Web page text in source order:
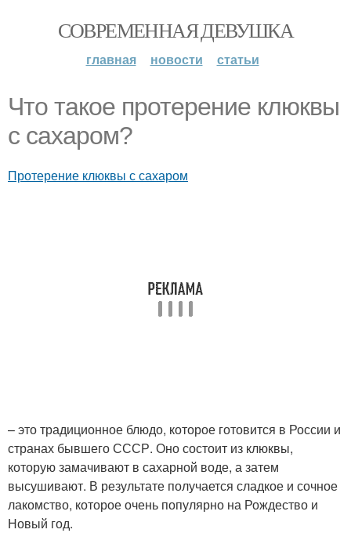
СОВРЕМЕННАЯ ДЕВУШКА
главная новости статьи
Что такое протерение клюквы
с сахаром?
Протерение клюквы с сахаром
– это традиционное блюдо, которое готовится в России и
странах бывшего СССР. Оно состоит из клюквы,
которую замачивают в сахарной воде, а затем
высушивают. В результате получается сладкое и сочное
лакомство, которое очень популярно на Рождество и
Новый год.